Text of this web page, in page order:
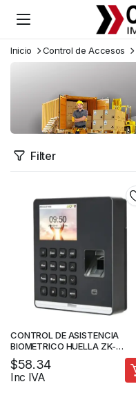
Inicio Control de Accesos
Filter
CONTROL DE ASISTENCIA
BIOMETRICO HUELLA ZK-
SENSEFP-M1-B
$58.34
Inc IVA